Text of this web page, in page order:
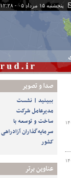
پنجشنبه ۱۵ مرداد ۰۵ - ۱۲:۲۸
صدا و تصوير
ببینید | نشست
مدیرعامل شرکت
ساخت و توسعه با
سرمایه‌گذاران آزادراهی
کشور
عناوین برتر